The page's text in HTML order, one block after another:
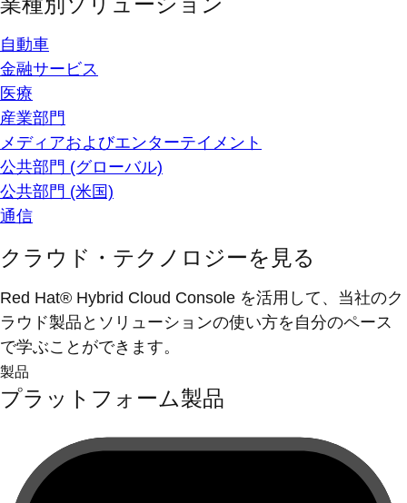
自動車
金融サービス
医療
産業部門
メディアおよびエンターテイメント
公共部門 (グローバル)
公共部門 (米国)
通信
クラウド・テクノロジーを見る
Red Hat® Hybrid Cloud Console を活用して、当社のク
ラウド製品とソリューションの使い方を自分のペース
で学ぶことができます。
製品
プラットフォーム製品